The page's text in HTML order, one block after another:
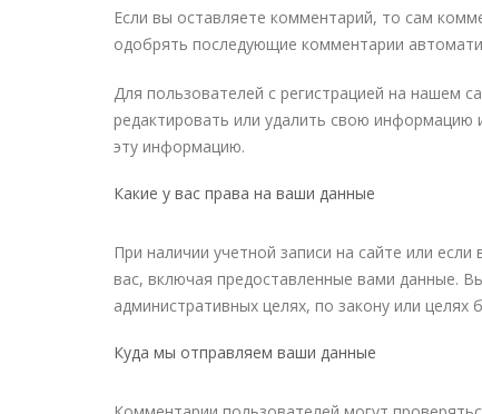
Если вы оставляете комментарий, то сам
одобрять последующие комментарии
Для пользователей с регистрацией на нашем
редактировать или удалить свою
эту информацию.
Какие у вас права на ваши данные
При наличии учетной записи на сайте или
вас, включая предоставленные вами данные.
административных целях, по закону или целях
Куда мы отправляем ваши данные